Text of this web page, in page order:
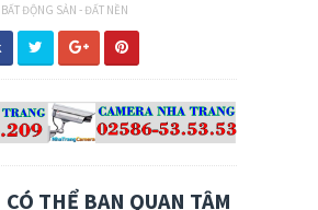
BẤT ĐỘNG SẢN - ĐẤT NỀN
CÓ THỂ BẠN QUAN TÂM